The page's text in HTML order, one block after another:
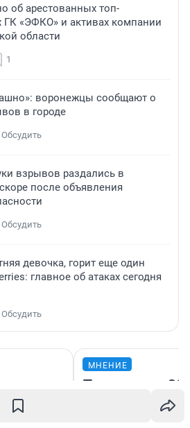
об арестованных топ-
ГК «ЭФКО» и активах компании
области
1
воронежцы сообщают о
в городе
Обсудить
взрывов раздались в
после объявления
Обсудить
девочка, горит еще один
главное об атаках сегодня
Обсудить
60
МНЕНИЕ
Продашь за
возьмут с